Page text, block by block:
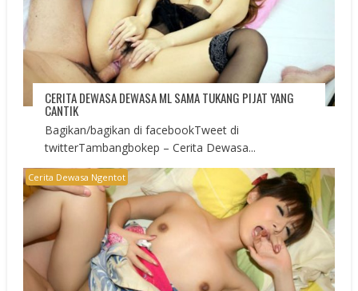
CERITA DEWASA DEWASA ML SAMA TUKANG PIJAT YANG
CANTIK
Bagikan/bagikan di facebookTweet di
twitterTambangbokep – Cerita Dewasa...
Cerita Dewasa Ngentot